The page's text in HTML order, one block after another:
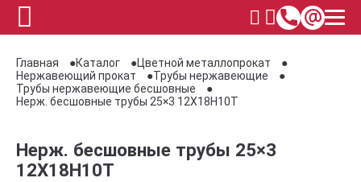
Главная Каталог
Цветной металлопрокат
Нержавеющий прокат
Трубы нержавеющие
Трубы нержавеющие бесшовные
Нерж. бесшовные трубы 25×3 12Х18Н10Т
Нерж. бесшовные трубы 25×3
12Х18Н10Т